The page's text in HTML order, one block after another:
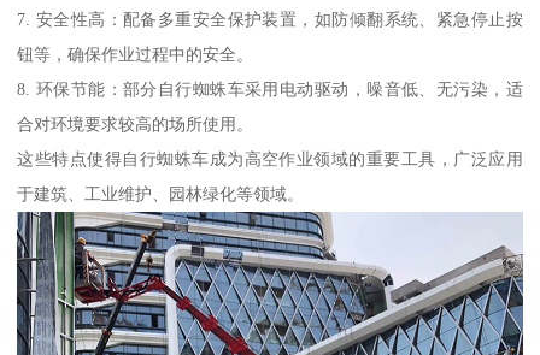
7. 安全性高：配备多重安全保护装置，如防倾翻系统、紧急停止按
钮等，确保作业过程中的安全。
8. 环保节能：部分自行蜘蛛车采用电动驱动，噪音低、无污染，适
合对环境要求较高的场所使用。
这些特点使得自行蜘蛛车成为高空作业领域的重要工具，广泛应用
于建筑、工业维护、园林绿化等领域。